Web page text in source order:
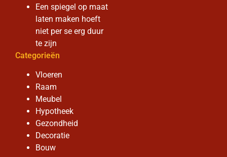
Een spiegel op maat
laten maken hoeft
niet per se erg duur
te zijn
Categorieën
Vloeren
Raam
Meubel
Hypotheek
Gezondheid
Decoratie
Bouw